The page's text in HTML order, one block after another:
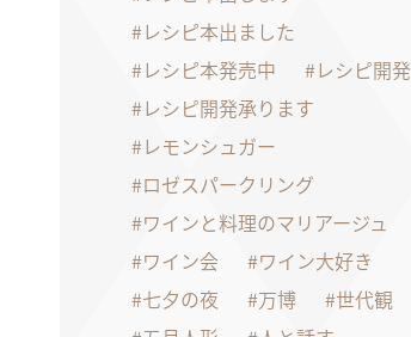
レシピ本出ました
レシピ本発売中
レシピ開発
レシピ開発承ります
レモンシュガー
ロゼスパークリング
ワインと料理のマリアージュ
ワイン会
ワイン大好き
七夕の夜
万博
世代観